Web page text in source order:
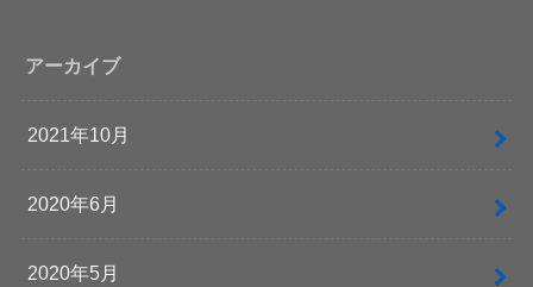
アーカイブ
2021年10月
2020年6月
2020年5月